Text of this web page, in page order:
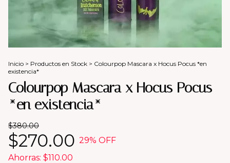
Inicio > Productos en Stock > Colourpop Mascara x Hocus Pocus *en
existencia*
Colourpop Mascara x Hocus Pocus
*en existencia*
$380.00
$270.00 29% OFF
Ahorras: $110.00